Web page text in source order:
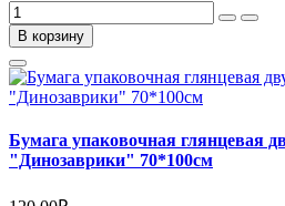
В корзину
Бумага упаковочная глянцевая
"Динозаврики" 70*100см